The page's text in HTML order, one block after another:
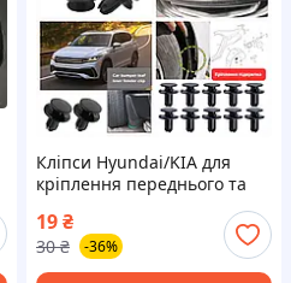
Кліпси Hyundai/KIA для
кріплення переднього та
підкрилків, деталей кузова
на багатьох моделях
19₴
30 ₴ -36%